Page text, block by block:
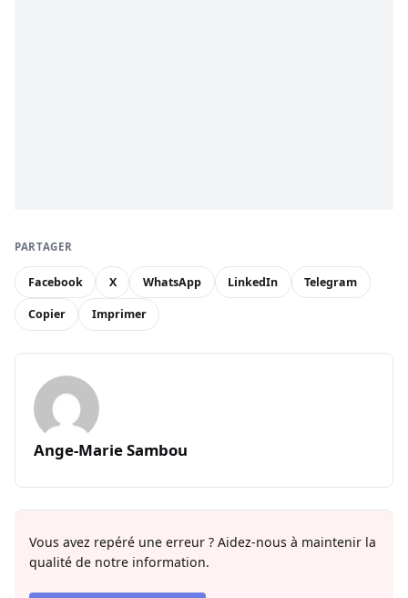
PARTAGER
Facebook X WhatsApp LinkedIn Telegram
Copier Imprimer
Ange-Marie Sambou
Vous avez repéré une erreur ? Aidez-nous à maintenir la
qualité de notre information.